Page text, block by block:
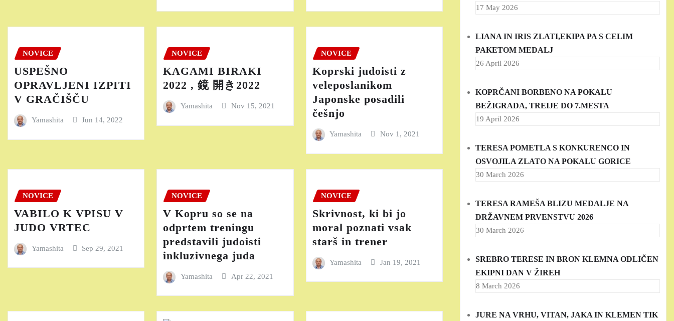
NOVICE
USPEŠNO
OPRAVLJENI IZPITI
V GRAČIŠČU
Yamashita Jun 14, 2022
NOVICE
KAGAMI BIRAKI
2022 , 鏡 開き2022
Yamashita Nov 15, 2021
NOVICE
Koprski judoisti z
veleposlanikom
Japonske posadili
češnjo
Yamashita Nov 1, 2021
NOVICE
VABILO K VPISU V
JUDO VRTEC
Yamashita Sep 29, 2021
NOVICE
V Kopru so se na
odprtem treningu
predstavili judoisti
inkluzivnega juda
Yamashita Apr 22, 2021
NOVICE
Skrivnost, ki bi jo
moral poznati vsak
starš in trener
Yamashita Jan 19, 2021
17 May 2026
LIANA IN IRIS ZLATI,EKIPA PA S CELIM
PAKETOM MEDALJ
26 April 2026
KOPRČANI BORBENO NA POKALU
BEŽIGRADA, TREIJE DO 7.MESTA
19 April 2026
TERESA POMETLA S KONKURENCO IN
OSVOJILA ZLATO NA POKALU GORICE
30 March 2026
TERESA RAMEŠA BLIZU MEDALJE NA
DRŽAVNEM PRVENSTVU 2026
30 March 2026
SREBRO TERESE IN BRON KLEMNA ODLIČEN
EKIPNI DAN V ŽIREH
8 March 2026
JURE NA VRHU, VITAN, JAKA IN KLEMEN TIK